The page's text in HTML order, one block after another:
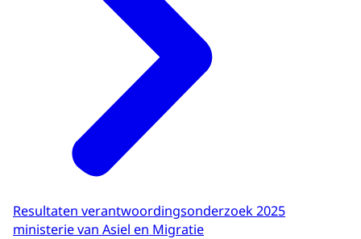
Resultaten verantwoordingsonderzoek 2025
ministerie van Asiel en Migratie